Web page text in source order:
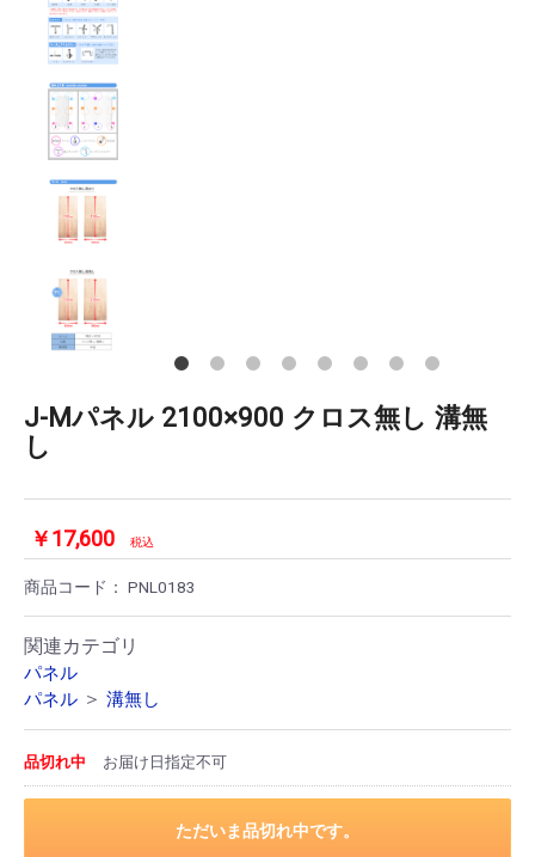
J-Mパネル 2100×900 クロス無し 溝無
し
￥17,600 税込
商品コード： PNL0183
関連カテゴリ
パネル
パネル ＞ 溝無し
品切れ中 お届け日指定不可
ただいま品切れ中です。